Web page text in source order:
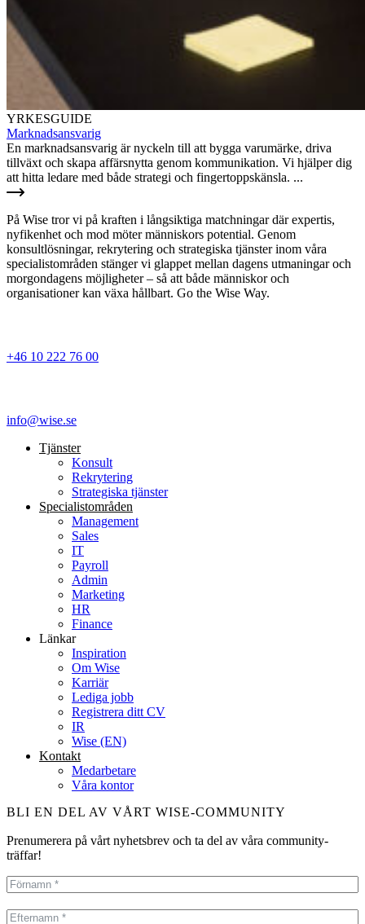
YRKESGUIDE
Marknadsansvarig
En marknadsansvarig är nyckeln till att bygga varumärke, driva
tillväxt och skapa affärsnytta genom kommunikation. Vi hjälper dig
att hitta ledare med både strategi och fingertoppskänsla. ...
På Wise tror vi på kraften i långsiktiga matchningar där expertis,
nyfikenhet och mod möter människors potential. Genom
konsultlösningar, rekrytering och strategiska tjänster inom våra
specialistområden stänger vi glappet mellan dagens utmaningar och
morgondagens möjligheter – så att både människor och
organisationer kan växa hållbart. Go the Wise Way.
+46 10 222 76 00
info@wise.se
Tjänster
Konsult
Rekrytering
Strategiska tjänster
Specialist­områden
Management
Sales
IT
Payroll
Admin
Marketing
HR
Finance
Länkar
Inspiration
Om Wise
Karriär
Lediga jobb
Registrera ditt CV
IR
Wise (EN)
Kontakt
Medarbetare
Våra kontor
BLI EN DEL AV VÅRT WISE-COMMUNITY
Prenumerera på vårt nyhetsbrev och ta del av våra community-
träffar!